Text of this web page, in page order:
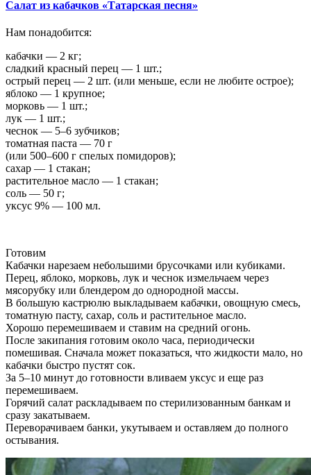
Салат из кабачков «Татарская песня»
Нам понадобится:
кабачки — 2 кг;
сладкий красный перец — 1 шт.;
острый перец — 2 шт. (или меньше, если не любите острое);
яблоко — 1 крупное;
морковь — 1 шт.;
лук — 1 шт.;
чеснок — 5–6 зубчиков;
томатная паста — 70 г
(или 500–600 г спелых помидоров);
сахар — 1 стакан;
растительное масло — 1 стакан;
соль — 50 г;
уксус 9% — 100 мл.
Готовим
Кабачки нарезаем небольшими брусочками или кубиками.
Перец, яблоко, морковь, лук и чеснок измельчаем через
мясорубку или блендером до однородной массы.
В большую кастрюлю выкладываем кабачки, овощную смесь,
томатную пасту, сахар, соль и растительное масло.
Хорошо перемешиваем и ставим на средний огонь.
После закипания готовим около часа, периодически
помешивая. Сначала может показаться, что жидкости мало, но
кабачки быстро пустят сок.
За 5–10 минут до готовности вливаем уксус и еще раз
перемешиваем.
Горячий салат раскладываем по стерилизованным банкам и
сразу закатываем.
Переворачиваем банки, укутываем и оставляем до полного
остывания.